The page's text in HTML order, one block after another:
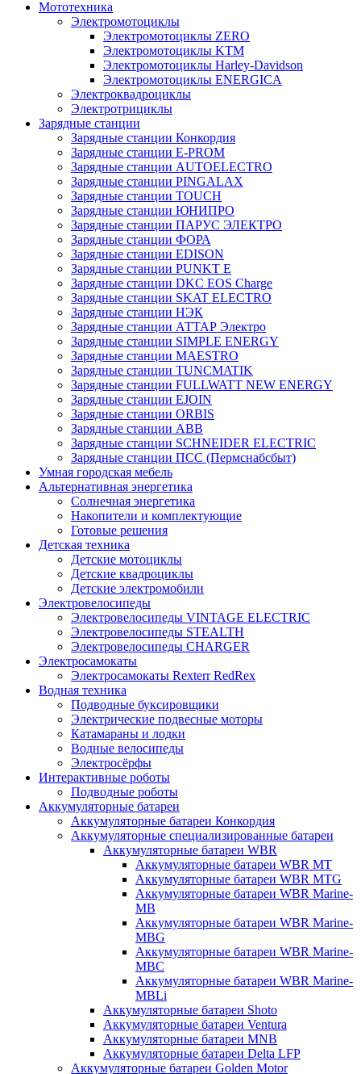
Мототехника
Электромотоциклы
Электромотоциклы ZERO
Электромотоциклы KTM
Электромотоциклы Harley-Davidson
Электромотоциклы ENERGICA
Электроквадроциклы
Электротрициклы
Зарядные станции
Зарядные станции Конкордия
Зарядные станции E-PROM
Зарядные станции AUTOELECTRO
Зарядные станции PINGALAX
Зарядные станции TOUCH
Зарядные станции ЮНИПРО
Зарядные станции ПАРУС ЭЛЕКТРО
Зарядные станции ФОРА
Зарядные станции EDISON
Зарядные станции PUNKT E
Зарядные станции DKC EOS Charge
Зарядные станции SKAT ELECTRO
Зарядные станции НЭК
Зарядные станции АТТАР Электро
Зарядные станции SIMPLE ENERGY
Зарядные станции MAESTRO
Зарядные станции TUNCMATIK
Зарядные станции FULLWATT NEW ENERGY
Зарядные станции EJOIN
Зарядные станции ORBIS
Зарядные станции ABB
Зарядные станции SCHNEIDER ELECTRIC
Зарядные станции ПСС (Пермснабсбыт)
Умная городская мебель
Альтернативная энергетика
Солнечная энергетика
Накопители и комплектующие
Готовые решения
Детская техника
Детские мотоциклы
Детские квадроциклы
Детские электромобили
Электровелосипеды
Электровелосипеды VINTAGE ELECTRIC
Электровелосипеды STEALTH
Электровелосипеды CHARGER
Электросамокаты
Электросамокаты Rexterr RedRex
Водная техника
Подводные буксировщики
Электрические подвесные моторы
Катамараны и лодки
Водные велосипеды
Электросёрфы
Интерактивные роботы
Подводные роботы
Аккумуляторные батареи
Аккумуляторные батареи Конкордия
Аккумуляторные специализированные батареи
Аккумуляторные батареи WBR
Аккумуляторные батареи WBR MT
Аккумуляторные батареи WBR MTG
Аккумуляторные батареи WBR Marine-
MB
Аккумуляторные батареи WBR Marine-
MBG
Аккумуляторные батареи WBR Marine-
MBC
Аккумуляторные батареи WBR Marine-
MBLi
Аккумуляторные батареи Shoto
Аккумуляторные батареи Ventura
Аккумуляторные батареи MNB
Аккумуляторные батареи Delta LFP
Аккумуляторные батареи Golden Motor